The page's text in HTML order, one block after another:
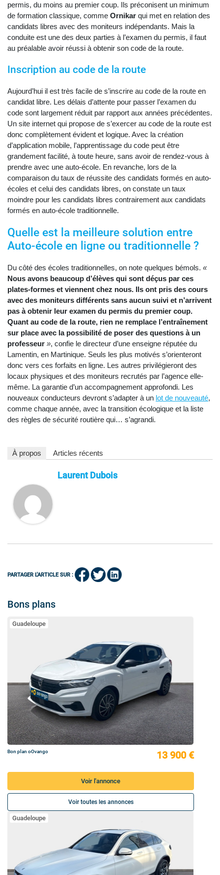
permis, du moins au premier coup. Ils préconisent un minimum
de formation classique, comme Ornikar qui met en relation des
candidats libres avec des moniteurs indépendants. Mais la
conduite est une des deux parties à l’examen du permis, il faut
au préalable avoir réussi à obtenir son code de la route.
Inscription au code de la route
Aujourd’hui il est très facile de s’inscrire au code de la route en
candidat libre. Les délais d’attente pour passer l’examen du
code sont largement réduit par rapport aux années précédentes.
Un site internet qui propose de s’exercer au code de la route est
donc complètement évident et logique. Avec la création
d’application mobile, l’apprentissage du code peut être
grandement facilité, à toute heure, sans avoir de rendez-vous à
prendre avec une auto-école. En revanche, lors de la
comparaison du taux de réussite des candidats formés en auto-
écoles et celui des candidats libres, on constate un taux
moindre pour les candidats libres contrairement aux candidats
formés en auto-école traditionnelle.
Quelle est la meilleure solution entre
Auto-école en ligne ou traditionnelle ?
Du côté des écoles traditionnelles, on note quelques bémols. «
Nous avons beaucoup d’élèves qui sont déçus par ces
plates-formes et viennent chez nous. Ils ont pris des cours
avec des moniteurs différents sans aucun suivi et n’arrivent
pas à obtenir leur examen du permis du premier coup.
Quant au code de la route, rien ne remplace l’entraînement
sur place avec la possibilité de poser des questions à un
professeur », confie le directeur d’une enseigne réputée du
Lamentin, en Martinique. Seuls les plus motivés s’orienteront
donc vers ces forfaits en ligne. Les autres privilégieront des
locaux physiques et des moniteurs recrutés par l’agence elle-
même. La garantie d’un accompagnement approfondi. Les
nouveaux conducteurs devront s’adapter à un lot de nouveauté,
comme chaque année, avec la transition écologique et la liste
des règles de sécurité routière qui… s’agrandi.
À propos Articles récents
Laurent Dubois
PARTAGER L'ARTICLE SUR :
Bons plans
Guadeloupe
Bon plan oOvango 13 900 €
Voir l'annonce
Voir toutes les annonces
Guadeloupe